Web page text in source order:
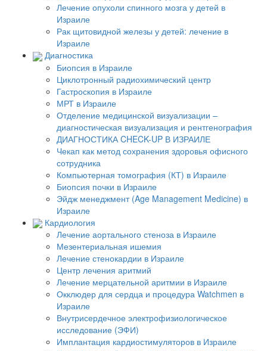
Лечение опухоли спинного мозга у детей в
Израиле
Рак щитовидной железы у детей: лечение в
Израиле
Диагностика
Биопсия в Израиле
Циклотронный радиохимический центр
Гастроскопия в Израиле
МРТ в Израиле
Отделение медицинской визуализации –
диагностическая визуализация и рентгенография
ДИАГНОСТИКА CHECK-UP В ИЗРАИЛЕ
Чекап как метод сохранения здоровья офисного
сотрудника
Компьютерная томография (КТ) в Израиле
Биопсия почки в Израиле
Эйдж менеджмент (Age Management Medicine) в
Израиле
Кардиология
Лечение аортального стеноза в Израиле
Мезентериальная ишемия
Лечение стенокардии в Израиле
Центр лечения аритмий
Лечение мерцательной аритмии в Израиле
Окклюдер для сердца и процедура Watchmen в
Израиле
Внутрисердечное электрофизиологическое
исследование (ЭФИ)
Имплантация кардиостимуляторов в Израиле